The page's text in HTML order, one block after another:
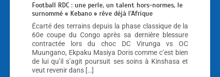
Football RDC : une perle, un talent hors-normes, le
surnommé « Kebano » rêve déjà l’Afrique
Écarté des terrains depuis la phase classique de la
60e coupe du Congo après sa dernière blessure
contractée lors du choc DC Virunga vs OC
Muungano, Ekpaku Masiya Doris comme c’est bien
de lui qu’il s’agit poursuit ses soins à Kinshasa et
veut revenir dans […]